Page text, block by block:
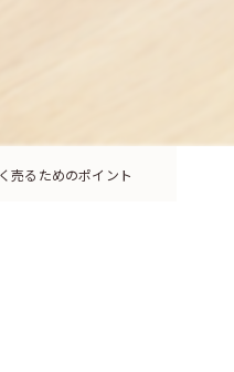
売るためのポイント